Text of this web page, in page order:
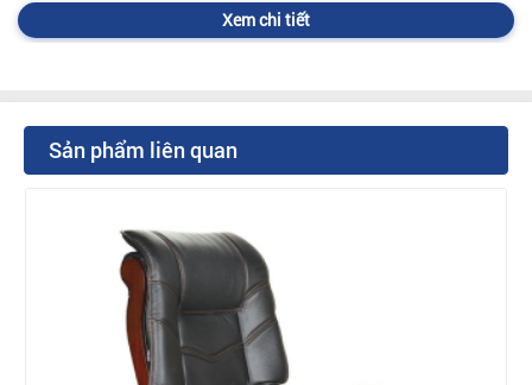
Xem chi tiết
Sản phẩm liên quan